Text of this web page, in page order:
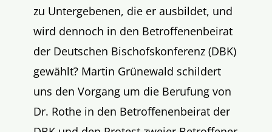
zu Untergebenen, die er ausbildet, und
wird dennoch in den Betroffenenbeirat
der Deutschen Bischofskonferenz (DBK)
gewählt? Martin Grünewald schildert
uns den Vorgang um die Berufung von
Dr. Rothe in den Betroffenenbeirat der